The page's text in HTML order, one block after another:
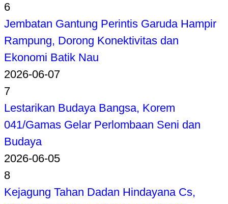
6
Jembatan Gantung Perintis Garuda Hampir
Rampung, Dorong Konektivitas dan
Ekonomi Batik Nau
2026-06-07
7
Lestarikan Budaya Bangsa, Korem
041/Gamas Gelar Perlombaan Seni dan
Budaya
2026-06-05
8
Kejagung Tahan Dadan Hindayana Cs,